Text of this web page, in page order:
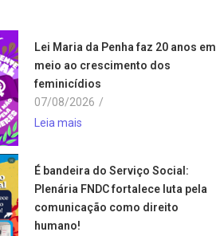
Lei Maria da Penha faz 20 anos em
meio ao crescimento dos
feminicídios
07/08/2026 /
Leia mais
É bandeira do Serviço Social:
Plenária FNDC fortalece luta pela
comunicação como direito
humano!